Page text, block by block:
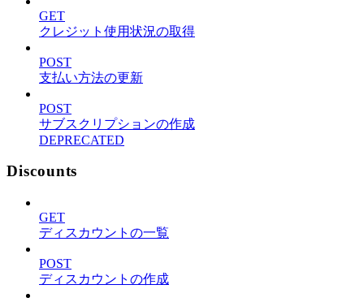
GET
クレジット使用状況の取得
POST
支払い方法の更新
POST
サブスクリプションの作成
DEPRECATED
Discounts
GET
ディスカウントの一覧
POST
ディスカウントの作成